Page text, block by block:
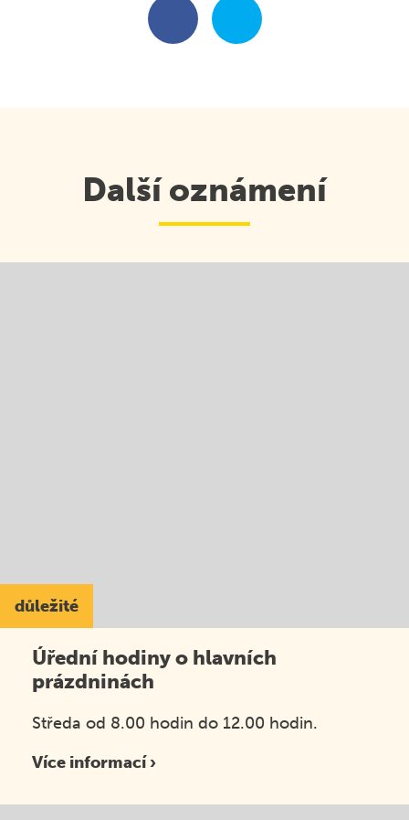
Škola v přírodě
Další oznámení
důležité
Úřední hodiny o hlavních
prázdninách
Středa od 8.00 hodin do 12.00 hodin.
Více informací ›